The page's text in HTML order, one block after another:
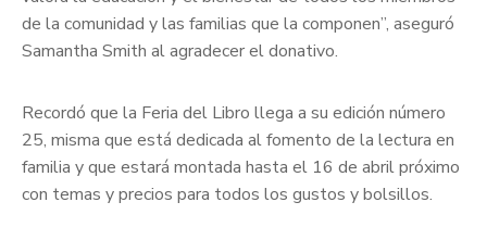
de la comunidad y las familias que la componen”, aseguró
Samantha Smith al agradecer el donativo.
Recordó que la Feria del Libro llega a su edición número
25, misma que está dedicada al fomento de la lectura en
familia y que estará montada hasta el 16 de abril próximo
con temas y precios para todos los gustos y bolsillos.